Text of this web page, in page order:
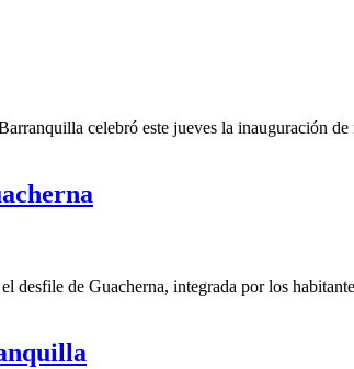
celebró este jueves la inauguración de
de Guacherna, integrada por los